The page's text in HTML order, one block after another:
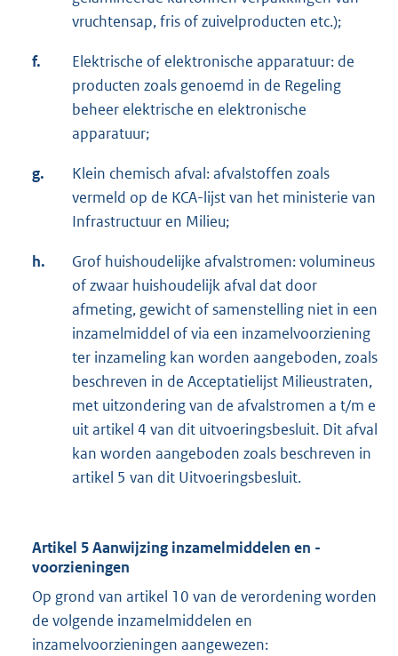
vruchtensap, fris of zuivelproducten etc.);
f.
Elektrische of elektronische apparatuur: de
producten zoals genoemd in de Regeling
beheer elektrische en elektronische
apparatuur;
g.
Klein chemisch afval: afvalstoffen zoals
vermeld op de KCA-lijst van het ministerie van
Infrastructuur en Milieu;
h.
Grof huishoudelijke afvalstromen: volumineus
of zwaar huishoudelijk afval dat door
afmeting, gewicht of samenstelling niet in een
inzamelmiddel of via een inzamelvoorziening
ter inzameling kan worden aangeboden, zoals
beschreven in de Acceptatielijst Milieustraten,
met uitzondering van de afvalstromen a t/m e
uit artikel 4 van dit uitvoeringsbesluit. Dit afval
kan worden aangeboden zoals beschreven in
artikel 5 van dit Uitvoeringsbesluit.
Artikel 5 Aanwijzing inzamelmiddelen en -
voorzieningen
Op grond van artikel 10 van de verordening worden
de volgende inzamelmiddelen en
inzamelvoorzieningen aangewezen: